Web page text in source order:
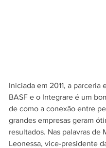
Iniciada em 2011, a parceria
BASF e o Integrare é um
de como a conexão entre
grandes empresas geram
resultados. Nas palavras de
Leonessa, vice-presidente